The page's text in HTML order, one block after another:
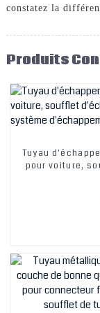
constatez la
Produits
Tuyau
pour voiture,